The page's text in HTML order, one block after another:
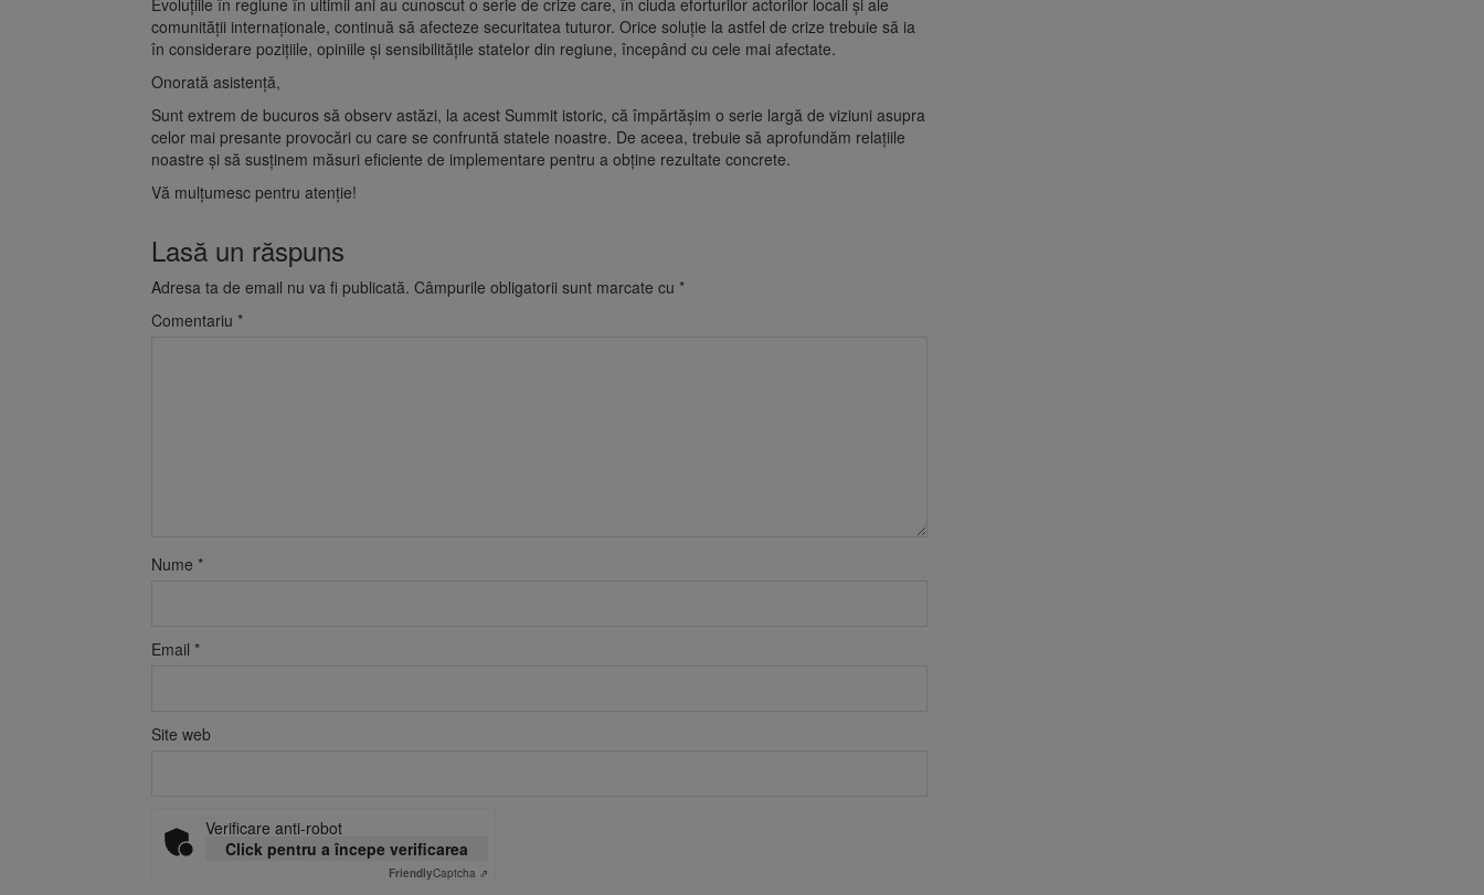
Evoluţiile în regiune în ultimii ani au cunoscut o serie de crize care, în ciuda eforturilor actorilor locali şi ale
comunităţii internaţionale, continuă să afecteze securitatea tuturor. Orice soluţie la astfel de crize trebuie să ia
în considerare poziţiile, opiniile şi sensibilităţile statelor din regiune, începând cu cele mai afectate.
Onorată asistenţă,
Sunt extrem de bucuros să observ astăzi, la acest Summit istoric, că împărtăşim o serie largă de viziuni asupra
celor mai presante provocări cu care se confruntă statele noastre. De aceea, trebuie să aprofundăm relaţiile
noastre şi să susţinem măsuri eficiente de implementare pentru a obţine rezultate concrete.
Vă mulţumesc pentru atenţie!
Lasă un răspuns
Adresa ta de email nu va fi publicată. Câmpurile obligatorii sunt marcate cu *
Comentariu *
Nume *
Email *
Site web
Verificare anti-robot
Click pentru a începe verificarea
FriendlyCaptcha ⇗